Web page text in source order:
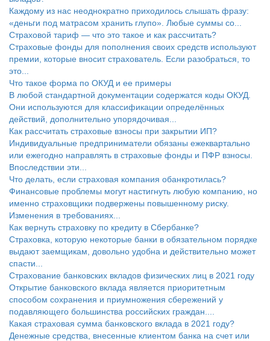
Каждому из нас неоднократно приходилось слышать фразу:
«деньги под матрасом хранить глупо». Любые суммы со...
Страховой тариф — что это такое и как рассчитать?
Страховые фонды для пополнения своих средств используют
премии, которые вносит страхователь. Если разобраться, то
это...
Что такое форма по ОКУД и ее примеры
В любой стандартной документации содержатся коды ОКУД.
Они используются для классификации определённых
действий, дополнительно упорядочивая...
Как рассчитать страховые взносы при закрытии ИП?
Индивидуальные предприниматели обязаны ежеквартально
или ежегодно направлять в страховые фонды и ПФР взносы.
Впоследствии эти...
Что делать, если страховая компания обанкротилась?
Финансовые проблемы могут настигнуть любую компанию, но
именно страховщики подвержены повышенному риску.
Изменения в требованиях...
Как вернуть страховку по кредиту в Сбербанке?
Страховка, которую некоторые банки в обязательном порядке
выдают заемщикам, довольно удобна и действительно может
спасти...
Страхование банковских вкладов физических лиц в 2021 году
Открытие банковского вклада является приоритетным
способом сохранения и приумножения сбережений у
подавляющего большинства российских граждан....
Какая страховая сумма банковского вклада в 2021 году?
Денежные средства, внесенные клиентом банка на счет или